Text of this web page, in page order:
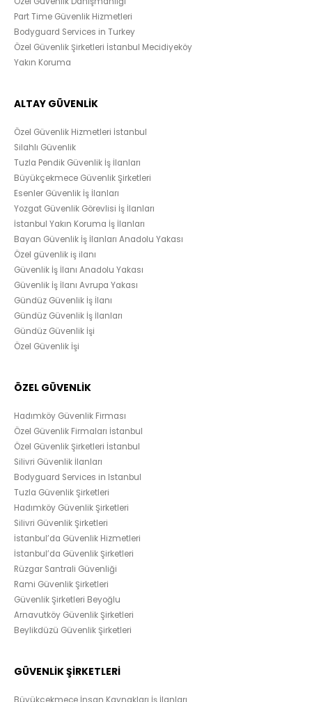
Part Time Güvenlik Hizmetleri
Bodyguard Services in Turkey
Özel Güvenlik Şirketleri İstanbul Mecidiyeköy
Yakın Koruma
ALTAY GÜVENLİK
Özel Güvenlik Hizmetleri İstanbul
Silahlı Güvenlik
Tuzla Pendik Güvenlik İş İlanları
Büyükçekmece Güvenlik Şirketleri
Esenler Güvenlik İş İlanları
Yozgat Güvenlik Görevlisi İş İlanları
İstanbul Yakın Koruma İş İlanları
Bayan Güvenlik İş İlanları Anadolu Yakası
Özel güvenlik iş ilanı
Güvenlik İş İlanı Anadolu Yakası
Güvenlik İş İlanı Avrupa Yakası
Gündüz Güvenlik İş İlanı
Gündüz Güvenlik İş İlanları
Gündüz Güvenlik İşi
Özel Güvenlik İşi
ÖZEL GÜVENLİK
Hadımköy Güvenlik Firması
Özel Güvenlik Firmaları İstanbul
Özel Güvenlik Şirketleri İstanbul
Silivri Güvenlik İlanları
Bodyguard Services in Istanbul
Tuzla Güvenlik Şirketleri
Hadımköy Güvenlik Şirketleri
Silivri Güvenlik Şirketleri
İstanbul’da Güvenlik Hizmetleri
İstanbul’da Güvenlik Şirketleri
Rüzgar Santrali Güvenliği
Rami Güvenlik Şirketleri
Güvenlik Şirketleri Beyoğlu
Arnavutköy Güvenlik Şirketleri
Beylikdüzü Güvenlik Şirketleri
GÜVENLİK ŞİRKETLERİ